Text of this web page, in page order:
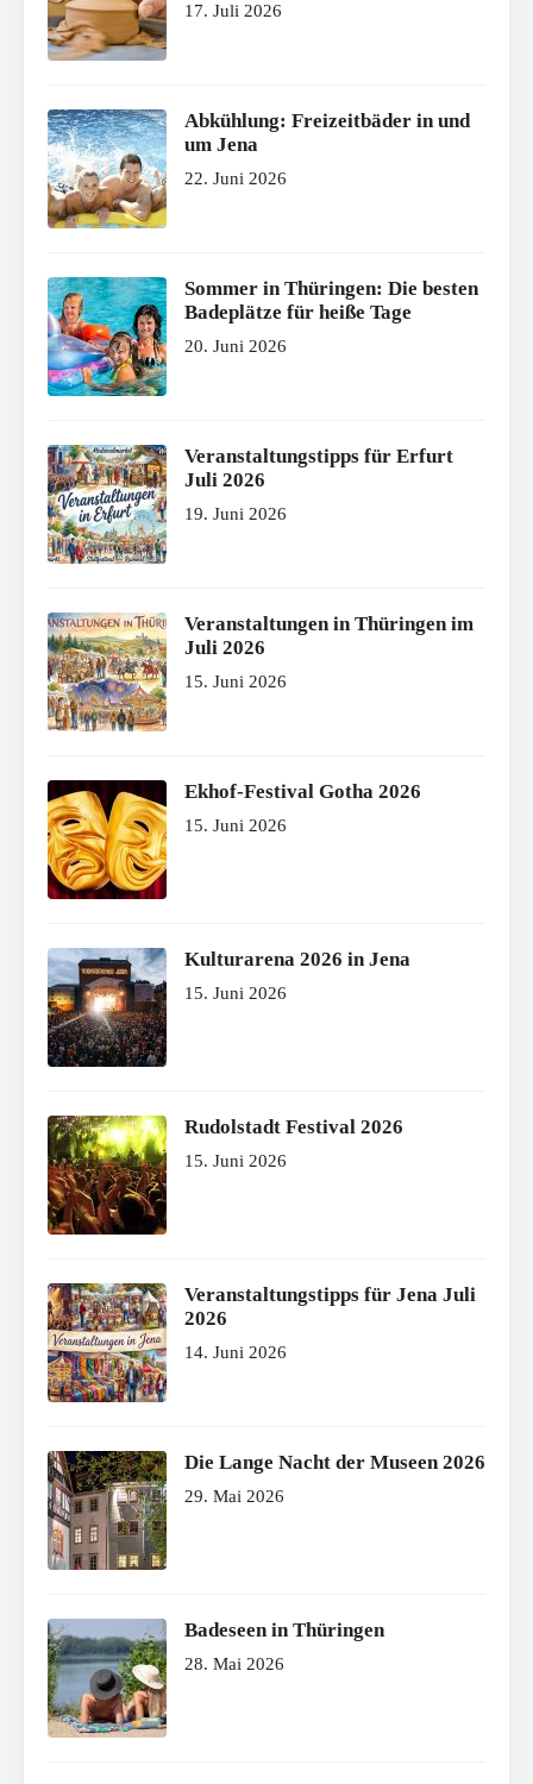
17. Juli 2026
Abkühlung: Freizeitbäder in und
um Jena
22. Juni 2026
Sommer in Thüringen: Die besten
Badeplätze für heiße Tage
20. Juni 2026
Veranstaltungstipps für Erfurt
Juli 2026
19. Juni 2026
Veranstaltungen in Thüringen im
Juli 2026
15. Juni 2026
Ekhof-Festival Gotha 2026
15. Juni 2026
Kulturarena 2026 in Jena
15. Juni 2026
Rudolstadt Festival 2026
15. Juni 2026
Veranstaltungstipps für Jena Juli
2026
14. Juni 2026
Die Lange Nacht der Museen 2026
29. Mai 2026
Badeseen in Thüringen
28. Mai 2026